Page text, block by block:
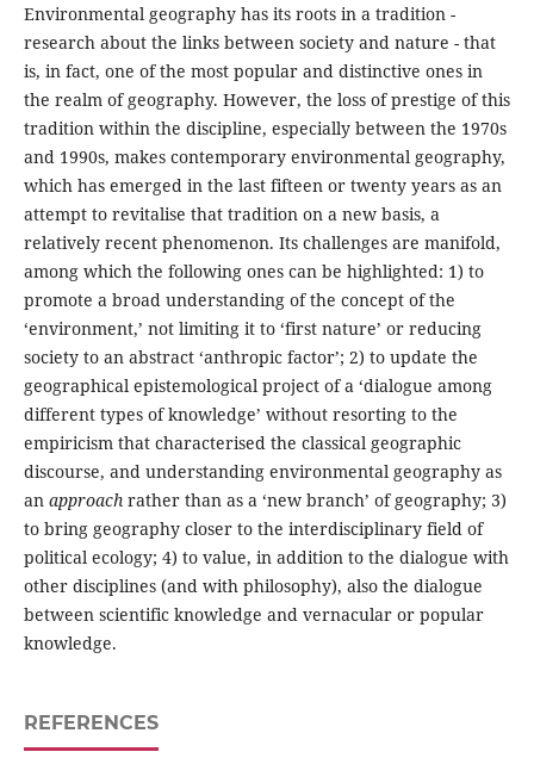
Environmental geography has its roots in a tradition -
research about the links between society and nature - that
is, in fact, one of the most popular and distinctive ones in
the realm of geography. However, the loss of prestige of this
tradition within the discipline, especially between the 1970s
and 1990s, makes contemporary environmental geography,
which has emerged in the last fifteen or twenty years as an
attempt to revitalise that tradition on a new basis, a
relatively recent phenomenon. Its challenges are manifold,
among which the following ones can be highlighted: 1) to
promote a broad understanding of the concept of the
‘environment,’ not limiting it to ‘first nature’ or reducing
society to an abstract ‘anthropic factor’; 2) to update the
geographical epistemological project of a ‘dialogue among
different types of knowledge’ without resorting to the
empiricism that characterised the classical geographic
discourse, and understanding environmental geography as
an approachrather than as a ‘new branch’ of geography; 3)
to bring geography closer to the interdisciplinary field of
political ecology; 4) to value, in addition to the dialogue with
other disciplines (and with philosophy), also the dialogue
between scientific knowledge and vernacular or popular
knowledge.
REFERENCES